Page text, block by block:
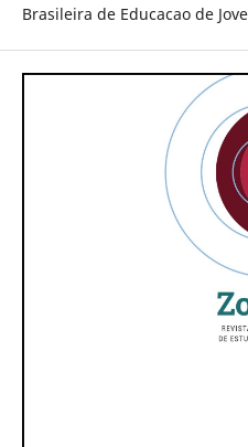
Brasileira de Educacao de